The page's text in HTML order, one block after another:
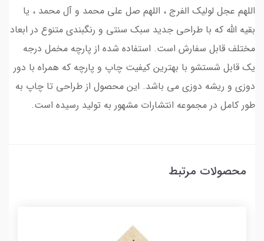
اللهم عجل لولیک الفرج ، اللهم صل علی محمد و آل محمد ، یا
بقیه الله که با طراحی جدید سبک سنتی و رنگبندی متنوع در ابعاد
مختلف قابل سفارش است. استفاده شده از پارچه مخمل درجه
یک قابل شستشو با بهترین کیفیت چاپ و پارچه که همراه با دور
دوزی و ریشه دوزی می باشد. این محصول از طراحی تا چاپ به
طور کامل در مجموعه انتشارات مشهور به تولید رسیده است.
محصولات مرتبط